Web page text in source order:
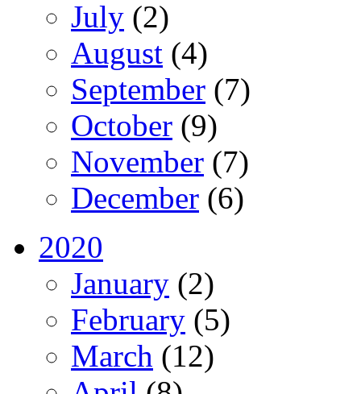
July (2)
August (4)
September (7)
October (9)
November (7)
December (6)
2020
January (2)
February (5)
March (12)